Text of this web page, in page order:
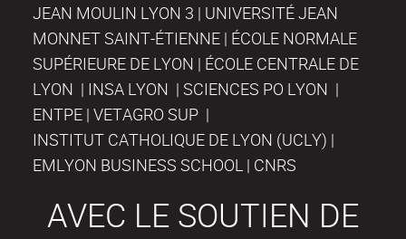
JEAN MOULIN LYON 3 | UNIVERSITÉ JEAN
MONNET SAINT-ÉTIENNE | ÉCOLE NORMALE
SUPÉRIEURE DE LYON | ÉCOLE CENTRALE DE
LYON | INSA LYON | SCIENCES PO LYON |
ENTPE | VETAGRO SUP |
INSTITUT CATHOLIQUE DE LYON (UCLY) |
EMLYON BUSINESS SCHOOL | CNRS
AVEC LE SOUTIEN DE